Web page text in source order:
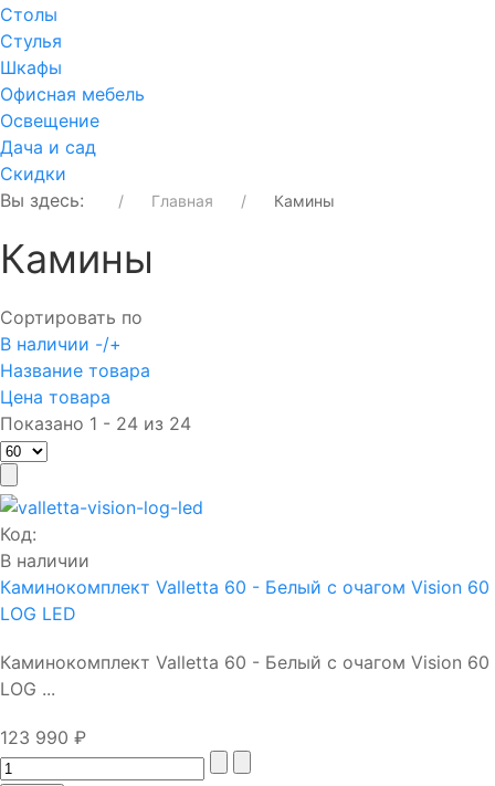
Столы
Стулья
Шкафы
Офисная мебель
Освещение
Дача и сад
Скидки
Вы здесь:
Главная Камины
Камины
Сортировать по
В наличии -/+
Название товара
Цена товара
Показано 1 - 24 из 24
Код:
В наличии
Каминокомплект Valletta 60 - Белый с очагом Vision 60
LOG LED
Каминокомплект Valletta 60 - Белый с очагом Vision 60
LOG ...
123 990 ₽